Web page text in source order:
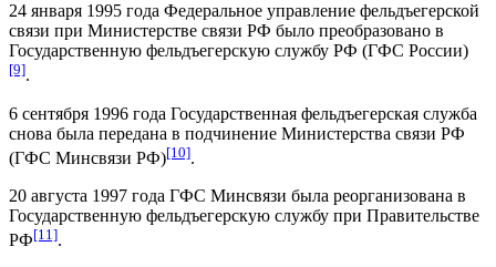
24 января 1995 года Федеральное управление фельдъегерской
связи при Министерстве связи РФ было преобразовано в
Государственную фельдъегерскую службу РФ (ГФС России)
[9].
6 сентября 1996 года Государственная фельдъегерская служба
снова была передана в подчинение Министерства связи РФ
(ГФС Минсвязи РФ)[10].
20 августа 1997 года ГФС Минсвязи была реорганизована в
Государственную фельдъегерскую службу при Правительстве
РФ[11].